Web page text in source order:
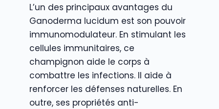
L’un des principaux avantages du
Ganoderma lucidum est son pouvoir
immunomodulateur. En stimulant les
cellules immunitaires, ce
champignon aide le corps à
combattre les infections. Il aide à
renforcer les défenses naturelles. En
outre, ses propriétés anti-